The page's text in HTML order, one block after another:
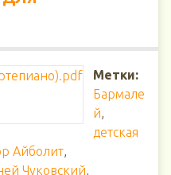
Метки:
Бармале
й,
детская
Айболит,
Чуковский,